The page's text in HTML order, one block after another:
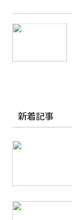
新着記事